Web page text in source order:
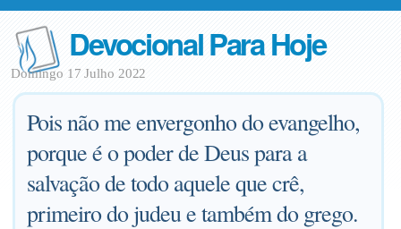
Devocional Para Hoje
Domingo 17 Julho 2022
Pois não me envergonho do evangelho,
porque é o poder de Deus para a
salvação de todo aquele que crê,
primeiro do judeu e também do grego.